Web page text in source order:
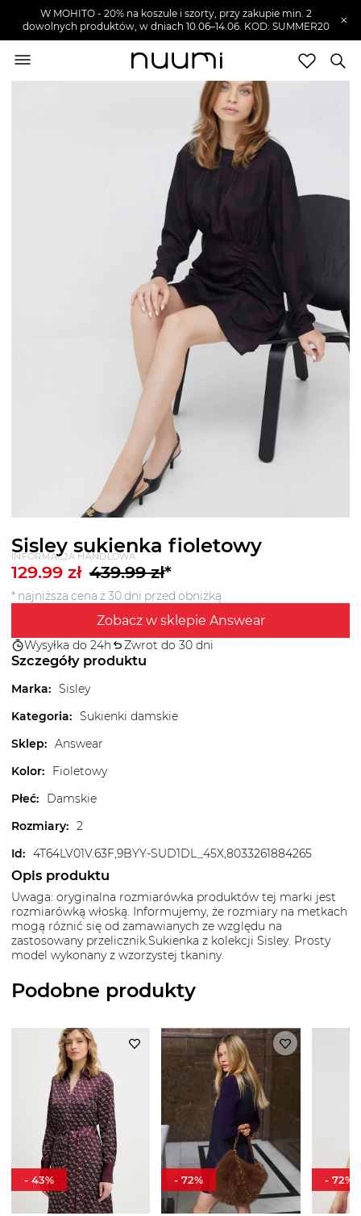
W MOHITO - 20% na koszule i szorty, przy zakupie min. 2
dowolnych produktów, w dniach 10.06–14.06. KOD: SUMMER20
×
SZUKAJ
Sisley sukienka fioletowy
INFORMACJA HANDLOWA
129.99 zł 439.99zł*
* najniższa cena z 30 dni przed obniżką
Zobacz w sklepie Answear
Wysyłka do 24h Zwrot do 30 dni
Szczegóły produktu
Marka: Sisley
Kategoria: Sukienki damskie
Sklep: Answear
Kolor:
Fioletowy
Płeć:
Damskie
Rozmiary: 2
Id: 4T64LV01V.63F,9BYY-SUD1DL_45X,8033261884265
Opis produktu
Uwaga: oryginalna rozmiarówka produktów tej marki jest
rozmiarówką włoską. Informujemy, że rozmiary na metkach
mogą różnić się od zamawianych ze względu na
zastosowany przelicznik.Sukienka z kolekcji Sisley. Prosty
model wykonany z wzorzystej tkaniny.
Podobne produkty
- 43% -72% - 72%